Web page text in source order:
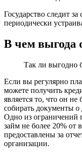
Государство следит
периодически
В чем выгода
Так ли выгодно
Если вы регулярно
можете получить
является то, что он
собирать документы о
Одно из ограничений
займ не более 20% от
предоставлены за
организации.